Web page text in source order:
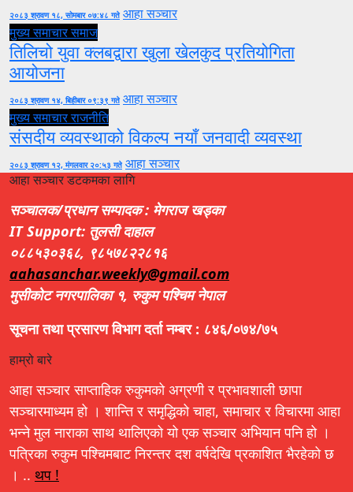
२०८३ श्रावण १८, सोमबार ०७:४८ गते आहा सञ्चार
मुख्य समाचारसमाज
तिलिचो युवा क्लबद्वारा खुला खेलकुद प्रतियोगिता
आयोजना
२०८३ श्रावण १४, बिहीबार ०९:३९ गते आहा सञ्चार
मुख्य समाचारराजनीति
संसदीय व्यवस्थाको विकल्प नयाँ जनवादी व्यवस्था
२०८३ श्रावण १२, मंगलवार २०:५३ गते आहा सञ्चार
आहा सञ्चार डटकमका लागि
सञ्चालक/प्रधान सम्पादक : मेगराज खड्का
IT Support: तुलसी दाहाल
०८८५३०३६८, ९८५७८२२८१६
aahasanchar.weekly@gmail.com
मुसीकोट नगरपालिका १, रुकुम पश्चिम नेपाल
सूचना तथा प्रसारण विभाग दर्ता नम्बर : ८४६/०७४/७५
हाम्रो बारे
आहा सञ्चार साप्ताहिक रुकुमको अग्रणी र प्रभावशाली छापा
सञ्चारमाध्यम हो । शान्ति र समृद्धिको चाहा, समाचार र विचारमा आहा
भन्ने मुल नाराका साथ थालिएको यो एक सञ्चार अभियान पनि हो ।
पत्रिका रुकुम पश्चिमबाट निरन्तर दश वर्षदेखि प्रकाशित भैरहेको छ
। .. थप !